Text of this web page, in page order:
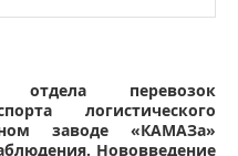
отдела перевозок
логистического
заводе «КАМАЗа»
Нововведение